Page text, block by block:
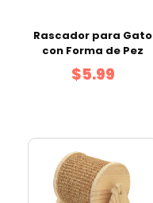
Rascador para Gato
con Forma de Pez
$5.99